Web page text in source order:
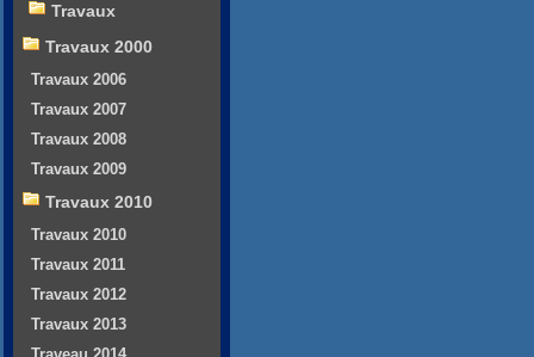
Travaux
Travaux 2000
Travaux 2006
Travaux 2007
Travaux 2008
Travaux 2009
Travaux 2010
Travaux 2010
Travaux 2011
Travaux 2012
Travaux 2013